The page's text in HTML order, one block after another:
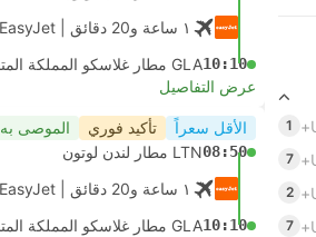
1
7
2
7
١ ساعة و‫20 دقائق
10:10GLA مطار غلاسكو المملكة المتحدة
عرض التفاصيل
الأقل سعراً تأكيد فوري الموصى به
08:50LTN مطار لندن لوتون
١ ساعة و‫20 دقائق
10:10GLA مطار غلاسكو المملكة المتحدة